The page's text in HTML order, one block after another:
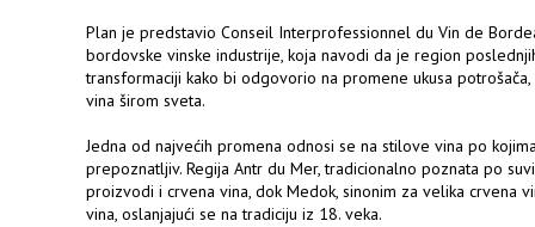
Plan je predstavio Conseil Interprofessionnel du Vin de
bordovske vinske industrije, koja navodi da je region
transformaciji kako bi odgovorio na promene ukusa
vina širom sveta.
Jedna od najvećih promena odnosi se na stilove vina po
prepoznatljiv. Regija Antr du Mer, tradicionalno poznata po
proizvodi i crvena vina, dok Medok, sinonim za velika crvena
vina, oslanjajući se na tradiciju iz 18. veka.